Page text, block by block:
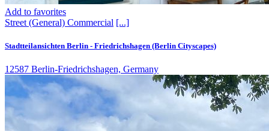
Add to favorites
Street (General) Commercial [...]
Stadtteilansichten Berlin - Friedrichshagen (Berlin Cityscapes)
12587 Berlin-Friedrichshagen, Germany